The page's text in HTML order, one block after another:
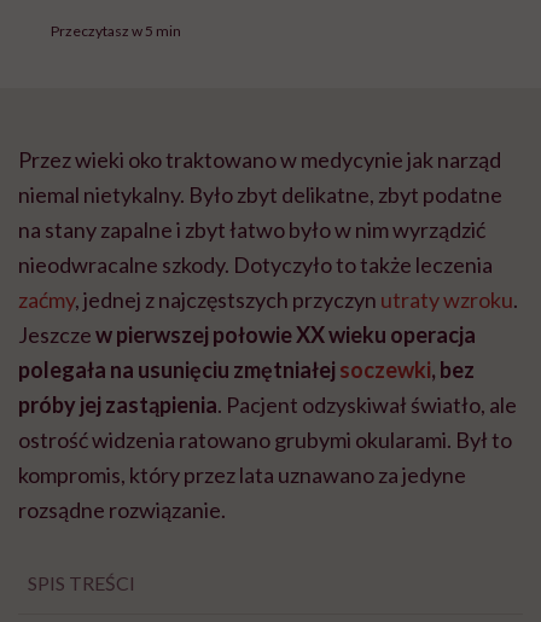
Przeczytasz w 5 min
Przez wieki oko traktowano w medycynie jak narząd
niemal nietykalny. Było zbyt delikatne, zbyt podatne
na stany zapalne i zbyt łatwo było w nim wyrządzić
nieodwracalne szkody. Dotyczyło to także leczenia
zaćmy, jednej z najczęstszych przyczyn utraty wzroku.
Jeszczew pierwszej połowie XX wieku operacja
polegała na usunięciu zmętniałej soczewki, bez
próby jej zastąpienia. Pacjent odzyskiwał światło, ale
ostrość widzenia ratowano grubymi okularami. Był to
kompromis, który przez lata uznawano za jedyne
rozsądne rozwiązanie.
SPIS TREŚCI